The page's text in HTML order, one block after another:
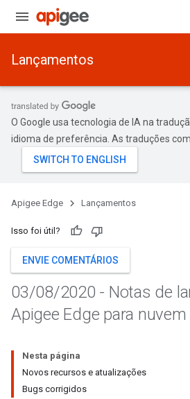
Lançamentos
O Google usa tecnologia de IA na
idioma de preferência. As traduções
Apigee Edge Lançamentos
Isso foi útil?
ENVIE COMENTÁRIOS
03/08/2020 - Notas de
Apigee Edge para
Nesta página
Novos recursos e atualizações
Bugs corrigidos